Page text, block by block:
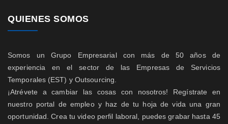
QUIENES SOMOS
Somos un Grupo Empresarial con más de 50 años de
experiencia en el sector de las Empresas de Servicios
Temporales (EST) y Outsourcing.
¡Atrévete a cambiar las cosas con nosotros! Regístrate en
nuestro portal de empleo y haz de tu hoja de vida una gran
oportunidad. Crea tu video perfil laboral, puedes grabar hasta 45